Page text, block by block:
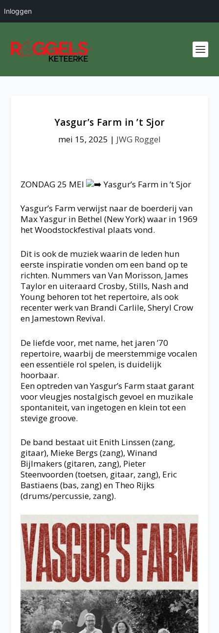
Inloggen
Yasgur’s Farm in ’t Sjor
mei 15, 2025 | JWG Roggel
ZONDAG 25 MEI Yasgur’s Farm in ’t Sjor
Yasgur’s Farm verwijst naar de boerderij van
Max Yasgur in Bethel (New York) waar in 1969
het Woodstockfestival plaats vond.
Dit is ook de muziek waarin de leden hun
eerste inspiratie vonden om een band op te
richten. Nummers van Van Morisson, James
Taylor en uiteraard Crosby, Stills, Nash and
Young behoren tot het repertoire, als ook
recenter werk van Brandi Carlile, Sheryl Crow
en Jamestown Revival.
De liefde voor, met name, het jaren ’70
repertoire, waarbij de meerstemmige vocalen
een essentiële rol spelen, is duidelijk
hoorbaar.
Een optreden van Yasgur’s Farm staat garant
voor vleugjes nostalgisch gevoel en muzikale
spontaniteit, van ingetogen en klein tot een
stevige groove.
De band bestaat uit Enith Linssen (zang,
gitaar), Mieke Bergs (zang), Winand
Bijlmakers (gitaren, zang), Pieter
Steenvoorden (toetsen, gitaar, zang), Eric
Bastiaens (bas, zang) en Theo Rijks
(drums/percussie, zang).